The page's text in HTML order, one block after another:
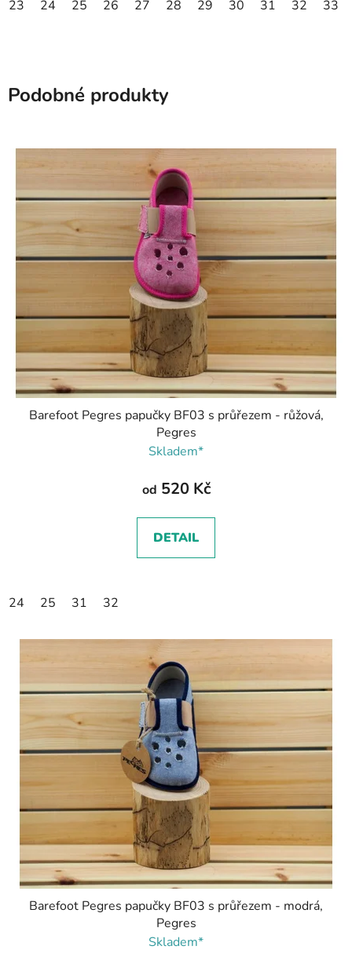
23 24 25 26 27 28 29 30 31 32 33
Podobné produkty
Barefoot Pegres papučky BF03 s průřezem - růžová,
Pegres
Skladem*
od 520 Kč
DETAIL
24 25 31 32
Barefoot Pegres papučky BF03 s průřezem - modrá,
Pegres
Skladem*